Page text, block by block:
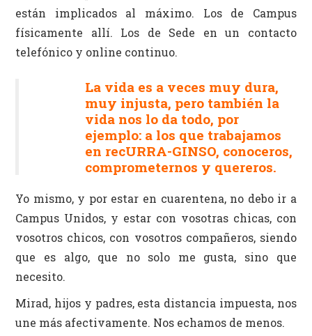
están implicados al máximo. Los de Campus
físicamente allí. Los de Sede en un contacto
telefónico y online continuo.
La vida es a veces muy dura,
muy injusta, pero también la
vida nos lo da todo, por
ejemplo: a los que trabajamos
en recURRA-GINSO, conoceros,
comprometernos y quereros.
Yo mismo, y por estar en cuarentena, no debo ir a
Campus Unidos, y estar con vosotras chicas, con
vosotros chicos, con vosotros compañeros, siendo
que es algo, que no solo me gusta, sino que
necesito.
Mirad, hijos y padres, esta distancia impuesta, nos
une más afectivamente. Nos echamos de menos.